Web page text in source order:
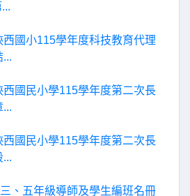
國小115學年度科技教育代理
...
國民小學115學年度第二次長
...
國民小學115學年度第二次長
...
、五年級導師及學生編班名冊